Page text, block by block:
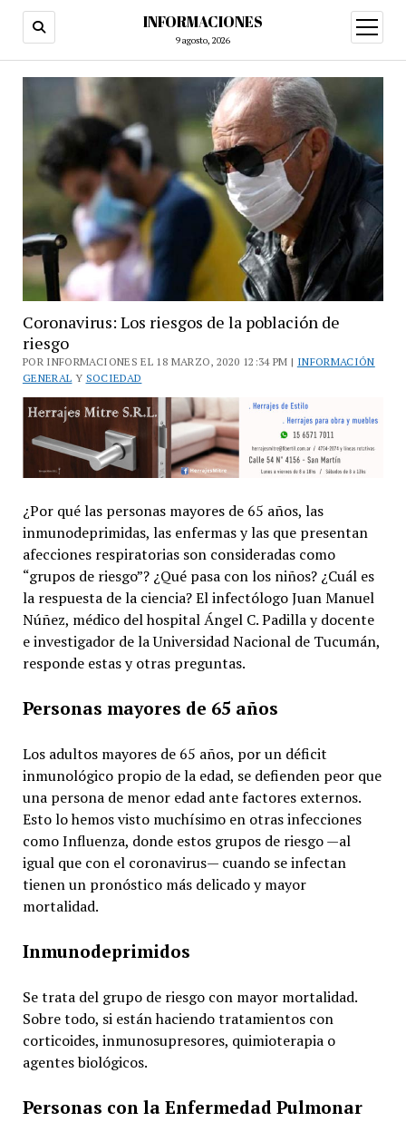
INFORMACIONES
9 agosto, 2026
abrir
menú
Coronavirus: Los riesgos de la población de
riesgo
POR INFORMACIONES EL 18 MARZO, 2020 12:34 PM | INFORMACIÓN
GENERAL Y SOCIEDAD
¿Por qué las personas mayores de 65 años, las
inmunodeprimidas, las enfermas y las que presentan
afecciones respiratorias son consideradas como
“grupos de riesgo”? ¿Qué pasa con los niños? ¿Cuál es
la respuesta de la ciencia? El infectólogo Juan Manuel
Núñez, médico del hospital Ángel C. Padilla y docente
e investigador de la Universidad Nacional de Tucumán,
responde estas y otras preguntas.
Personas mayores de 65 años
Los adultos mayores de 65 años, por un déficit
inmunológico propio de la edad, se defienden peor que
una persona de menor edad ante factores externos.
Esto lo hemos visto muchísimo en otras infecciones
como Influenza, donde estos grupos de riesgo —al
igual que con el coronavirus— cuando se infectan
tienen un pronóstico más delicado y mayor
mortalidad.
Inmunodeprimidos
Se trata del grupo de riesgo con mayor mortalidad.
Sobre todo, si están haciendo tratamientos con
corticoides, inmunosupresores, quimioterapia o
agentes biológicos.
Personas con la Enfermedad Pulmonar